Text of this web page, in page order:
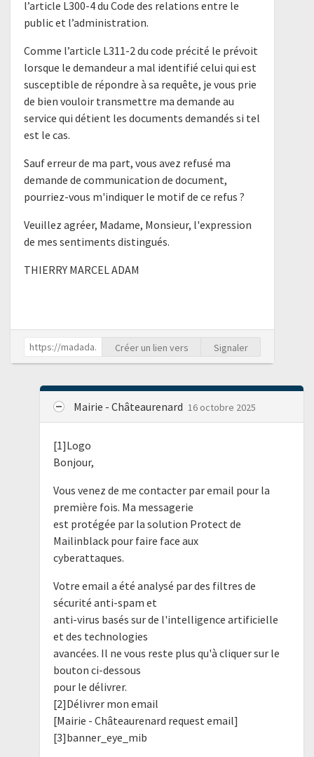
l’article L300-4 du Code des relations entre le
public et l’administration.
Comme l’article L311-2 du code précité le prévoit
lorsque le demandeur a mal identifié celui qui est
susceptible de répondre à sa requête, je vous prie
de bien vouloir transmettre ma demande au
service qui détient les documents demandés si tel
est le cas.
Sauf erreur de ma part, vous avez refusé ma
demande de communication de document,
pourriez-vous m'indiquer le motif de ce refus ?
Veuillez agréer, Madame, Monsieur, l'expression
de mes sentiments distingués.
THIERRY MARCEL ADAM
Créer un lien vers Signaler
Mairie - Châteaurenard 16 octobre 2025
[1]Logo
Bonjour,
Vous venez de me contacter par email pour la
première fois. Ma messagerie
est protégée par la solution Protect de
Mailinblack pour faire face aux
cyberattaques.
Votre email a été analysé par des filtres de
sécurité anti-spam et
anti-virus basés sur de l'intelligence artificielle
et des technologies
avancées. Il ne vous reste plus qu'à cliquer sur le
bouton ci-dessous
pour le délivrer.
[2]Délivrer mon email
[Mairie - Châteaurenard request email]
[3]banner_eye_mib